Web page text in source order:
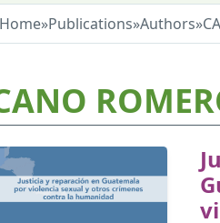
Home»Publications»Authors»